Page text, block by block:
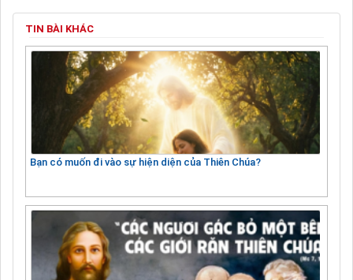
TIN BÀI KHÁC
Bạn có muốn đi vào sự hiện diện của Thiên Chúa?